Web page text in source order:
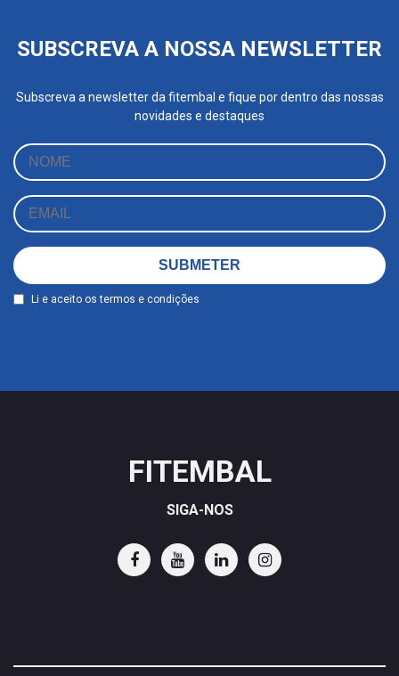
SUBSCREVA A NOSSA NEWSLETTER
Subscreva a newsletter da fitembal e fique por dentro das nossas
novidades e destaques
SUBMETER
Li e aceito ostermos e condições
FITEMBAL
SIGA-NOS